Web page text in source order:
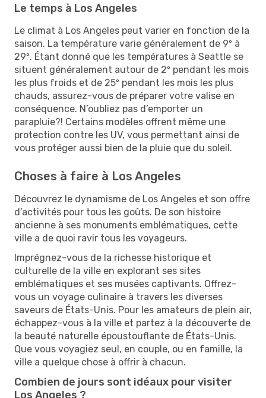
Le temps à Los Angeles
Le climat à Los Angeles peut varier en fonction de la
saison. La température varie généralement de 9º à
29º. Étant donné que les températures à Seattle se
situent généralement autour de 2º pendant les mois
les plus froids et de 25º pendant les mois les plus
chauds, assurez-vous de préparer votre valise en
conséquence. N’oubliez pas d’emporter un
parapluie?! Certains modèles offrent même une
protection contre les UV, vous permettant ainsi de
vous protéger aussi bien de la pluie que du soleil.
Choses à faire à Los Angeles
Découvrez le dynamisme de Los Angeles et son offre
d’activités pour tous les goûts. De son histoire
ancienne à ses monuments emblématiques, cette
ville a de quoi ravir tous les voyageurs.
Imprégnez-vous de la richesse historique et
culturelle de la ville en explorant ses sites
emblématiques et ses musées captivants. Offrez-
vous un voyage culinaire à travers les diverses
saveurs de États-Unis. Pour les amateurs de plein air,
échappez-vous à la ville et partez à la découverte de
la beauté naturelle époustouflante de États-Unis.
Que vous voyagiez seul, en couple, ou en famille, la
ville a quelque chose à offrir à chacun.
Combien de jours sont idéaux pour visiter
Los Angeles ?